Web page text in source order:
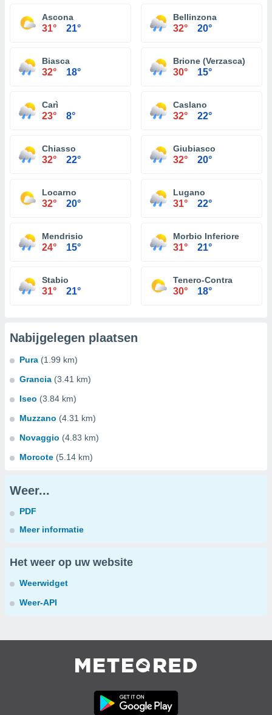
Ascona
31° 21°
Bellinzona
32° 20°
Biasca
32° 18°
Brione (Verzasca)
30° 15°
Carì
23° 8°
Caslano
32° 22°
Chiasso
32° 22°
Giubiasco
32° 20°
Locarno
32° 20°
Lugano
31° 22°
Mendrisio
24° 15°
Morbio Inferiore
31° 21°
Stabio
31° 21°
Tenero-Contra
30° 18°
Nabijgelegen plaatsen
Pura (1.99 km)
Grancia (3.41 km)
Iseo (3.84 km)
Muzzano (4.31 km)
Novaggio (4.83 km)
Morcote (5.14 km)
Weer...
PDF
Meer informatie
Het weer op uw website
Weerwidget
Weer-API